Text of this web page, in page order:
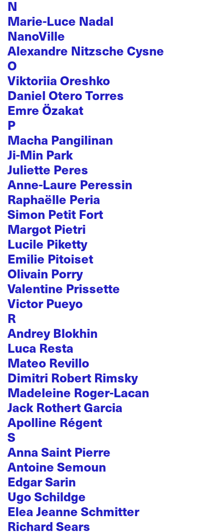
N
Marie-Luce Nadal
NanoVille
Alexandre Nitzsche Cysne
O
Viktoriia Oreshko
Daniel Otero Torres
Emre Özakat
P
Macha Pangilinan
Ji-Min Park
Juliette Peres
Anne-Laure Peressin
Raphaëlle Peria
Simon Petit Fort
Margot Pietri
Lucile Piketty
Emilie Pitoiset
Olivain Porry
Valentine Prissette
Victor Pueyo
R
Andrey Blokhin
Luca Resta
Mateo Revillo
Dimitri Robert Rimsky
Madeleine Roger-Lacan
Jack Rothert Garcia
Apolline Régent
S
Anna Saint Pierre
Antoine Semoun
Edgar Sarin
Ugo Schildge
Elea Jeanne Schmitter
Richard Sears